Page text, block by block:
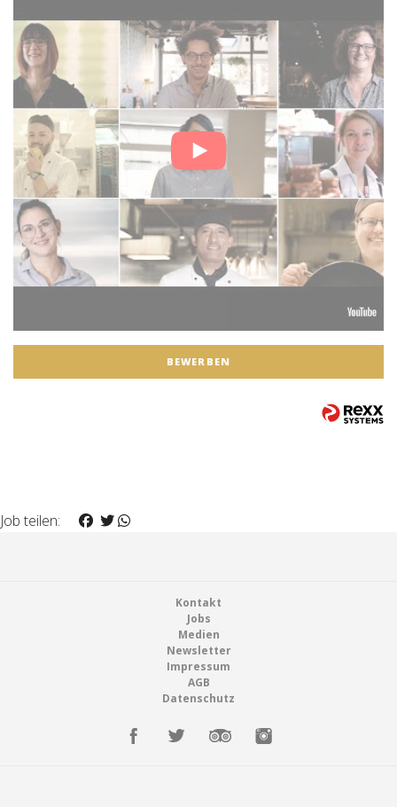
BEWERBEN
Job teilen:
Kontakt
Jobs
Medien
Newsletter
Impressum
AGB
Datenschutz